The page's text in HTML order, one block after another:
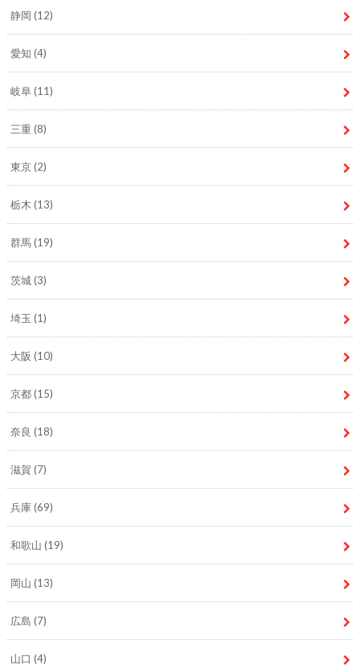
静岡 (12)
愛知 (4)
岐阜(11)
三重 (8)
東京(2)
栃木 (13)
群馬(19)
茨城(3)
埼玉 (1)
大阪 (10)
京都(15)
奈良 (18)
滋賀 (7)
兵庫(69)
和歌山 (19)
岡山 (13)
広島 (7)
山口 (4)